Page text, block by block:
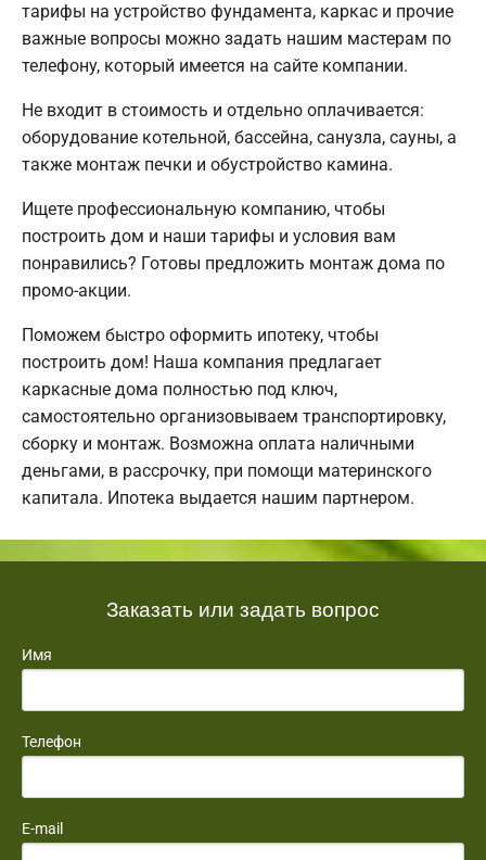
тарифы на устройство фундамента, каркас и прочие
важные вопросы можно задать нашим мастерам по
телефону, который имеется на сайте компании.
Не входит в стоимость и отдельно оплачивается:
оборудование котельной, бассейна, санузла, сауны, а
также монтаж печки и обустройство камина.
Ищете профессиональную компанию, чтобы
построить дом и наши тарифы и условия вам
понравились? Готовы предложить монтаж дома по
промо-акции.
Поможем быстро оформить ипотеку, чтобы
построить дом! Наша компания предлагает
каркасные дома полностью под ключ,
самостоятельно организовываем транспортировку,
сборку и монтаж. Возможна оплата наличными
деньгами, в рассрочку, при помощи материнского
капитала. Ипотека выдается нашим партнером.
Заказать или задать вопрос
Имя
Телефон
E-mail